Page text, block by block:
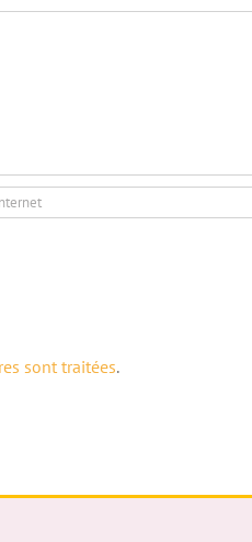
sont traitées.